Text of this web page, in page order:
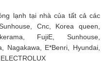
lạnh tại nhà của tất cả các
Cnc, Korea queen,
FujiE, Sunhouse,
, Nagakawa, E*Benri, Hyundai,